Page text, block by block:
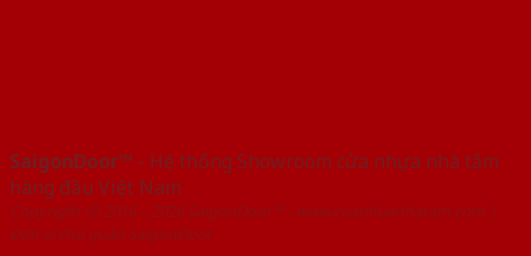
SaigonDoor™ - Hệ thống Showroom cửa nhựa nhà tắm
hàng đầu Việt Nam
Copyright ⓒ 2016 – 2026 SaigonDoor™ - www.cuanhuanhatam.com |
Đơn vị chủ quản SaigonDoor